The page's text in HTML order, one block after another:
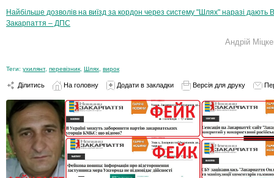
Найбільше дозволів на виїзд за кордон через систему "Шлях" наразі дають
Закарпаття – ДПС
Андрій
Теги: ухилянт, перевізник Шлях вирок
Ділитись На головну Додати в закладки Версія для друку